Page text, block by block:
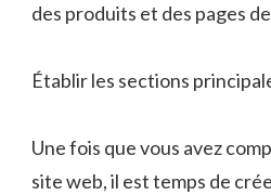
des produits et des pages
Établir les sections
Une fois que vous avez
site web, il est temps de